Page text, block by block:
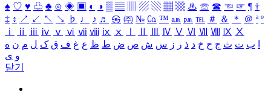
♠ ♡ ♥ ♧ ♣ ⊙ ◈ ▣ ◐ ◑ ▒ ▤ ▨ ▧ ▦ ▩ ♨ ☏ ☎ ☜ ☞ ¶ †
‡ ↕ ↗ ↙ ↖ ↘ ♭ ♩ ♪ ♬ ㉿ ㈜ № ㏇ ™ ㏂ ㏘ ℡ ＃ ＆ ＊ ＠ ª º
ⅰ
ⅱ ⅲ ⅳ ⅴ ⅵ ⅶ ⅷ ⅸ ⅹ Ⅳ Ⅴ Ⅵ Ⅶ Ⅷ Ⅸ Ⅹ
ب ت ث ج ح خ د ذ ر ز س ش ص ض ط ظ ع غ ف ق ک ل م ن ه
و ی
닫기